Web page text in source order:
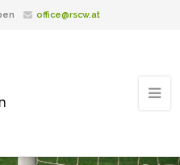
office@rscw.at